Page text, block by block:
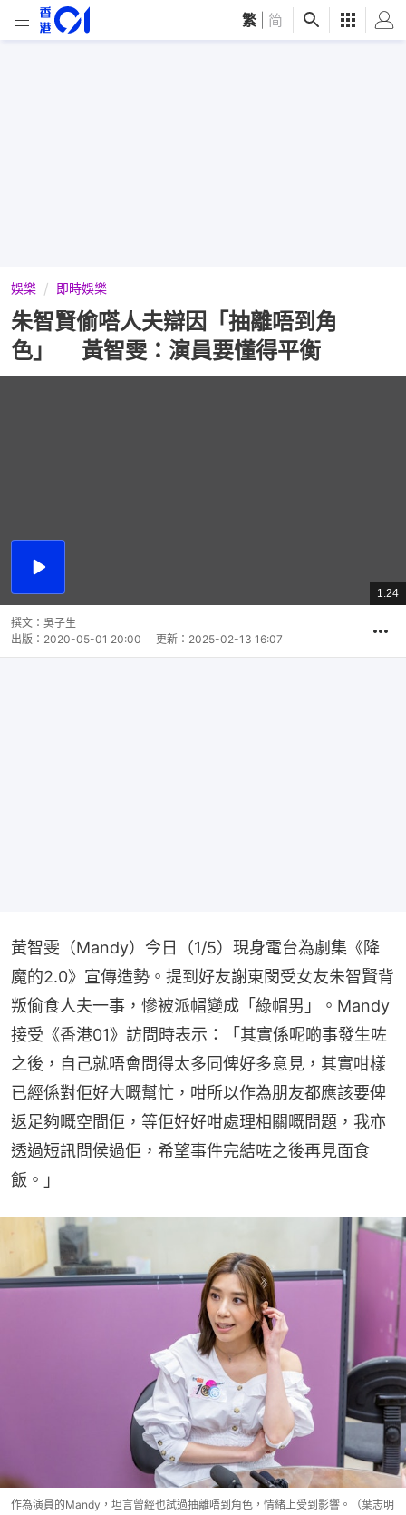
繁 简
娛樂 即時娛樂
朱智賢偷嗒人夫辯因「抽離唔到角
色」 黃智雯：演員要懂得平衡
播
總
共
1:24
撰文： 吳子生
出版： 2020-05-01 20:00 更新： 2025-02-13 16:07
黃智雯（Mandy）今日（1/5）現身電台為劇集《降
魔的2.0》宣傳造勢。提到好友謝東閔受女友朱智賢背
叛偷食人夫一事，慘被派帽變成「綠帽男」。Mandy
接受《香港01》訪問時表示：「其實係呢啲事發生咗
之後，自己就唔會問得太多同俾好多意見，其實咁樣
已經係對佢好大嘅幫忙，咁所以作為朋友都應該要俾
返足夠嘅空間佢，等佢好好咁處理相關嘅問題，我亦
透過短訊問侯過佢，希望事件完結咗之後再見面食
飯。」
作為演員的Mandy，坦言曾經也試過抽離唔到角色，情緒上受到影響。（葉志明